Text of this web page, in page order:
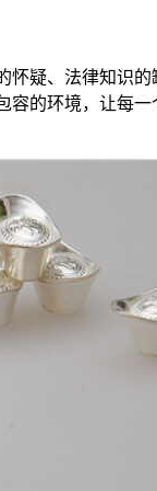
疑、法律知识
的环境，让每